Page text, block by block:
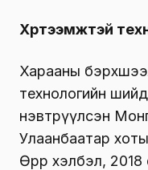
Хүртээмжтэй
Харааны
технологийн
нэвтрүүлсэн
Улаанбаатар
Өөрөөр хэлбэл,